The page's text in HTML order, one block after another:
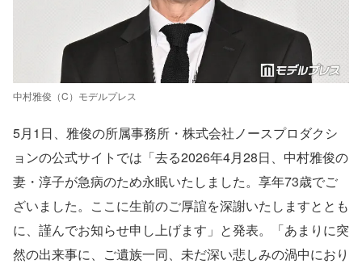
中村雅俊（C）モデルプレス
5月1日、雅俊の所属事務所・株式会社ノースプロダクシ
ョンの公式サイトでは「去る2026年4月28日、中村雅俊の
妻・淳子が急病のため永眠いたしました。享年73歳でご
ざいました。ここに生前のご厚誼を深謝いたしますととも
に、謹んでお知らせ申し上げます」と発表。「あまりに突
然の出来事に、ご遺族一同、未だ深い悲しみの渦中におり